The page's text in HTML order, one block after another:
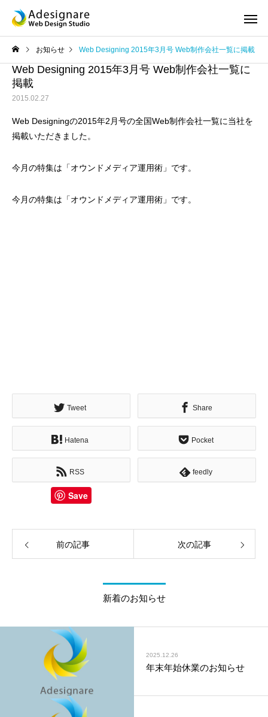
ホームページ制作
SEO対策
お知らせ Web Designing 2015年3月号 Web制作会社一覧に掲載
Web Designing 2015年3月号 Web制作会社一覧に
掲載
2015.02.27
Web Designingの2015年2月号の全国Web制作会社一覧に当社を
掲載いただきました。
今月の特集は「オウンドメディア運用術」です。
今月の特集は「オウンドメディア運用術」です。
Tweet Share
Hatena Pocket
RSS feedly
Save
前の記事 次の記事
新着のお知らせ
2025.12.26
年末年始休業のお知らせ